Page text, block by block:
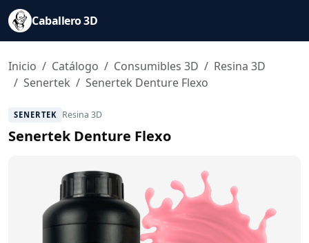
Saltar al contenido principal
Caballero 3D
Inicio Catálogo Consumibles 3D
Resina 3D
Senertek
Senertek Denture Flexo
SENERTEK Resina 3D
Senertek Denture Flexo